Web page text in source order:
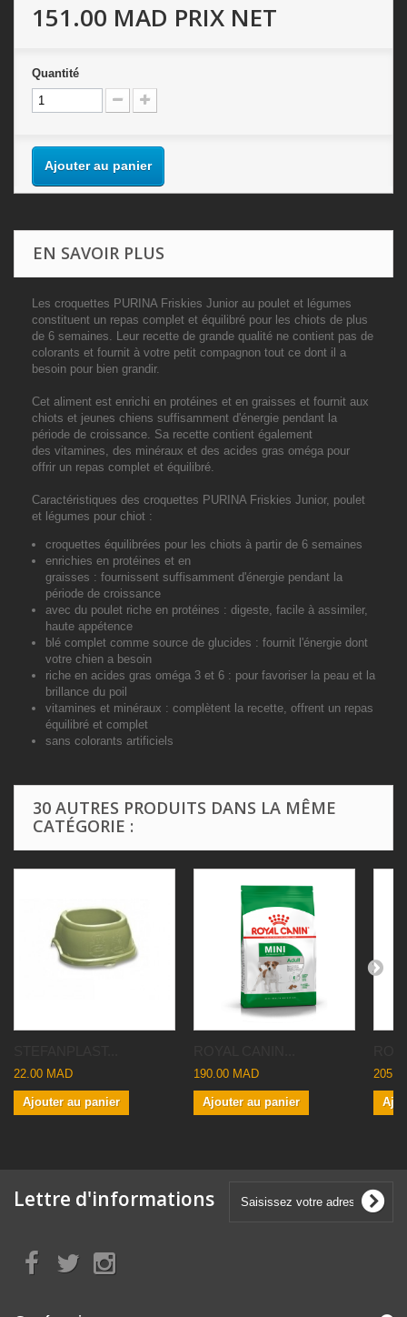
151.00 MAD PRIX NET
Quantité
Ajouter au panier
EN SAVOIR PLUS
Les croquettes PURINA Friskies Junior au poulet et légumes
constituent un repas complet et équilibré pour les chiots de plus
de 6 semaines. Leur recette de grande qualité ne contient pas de
colorants et fournit à votre petit compagnon tout ce dont il a
besoin pour bien grandir.
Cet aliment est enrichi en protéines et en graisses et fournit aux
chiots et jeunes chiens suffisamment d'énergie pendant la
période de croissance. Sa recette contient également
des vitamines, des minéraux et des acides gras oméga pour
offrir un repas complet et équilibré.
Caractéristiques des croquettes PURINA Friskies Junior, poulet
et légumes pour chiot :
croquettes équilibrées pour les chiots à partir de 6 semaines
enrichies en protéines et en
graisses : fournissent suffisamment d'énergie pendant la
période de croissance
avec du poulet riche en protéines : digeste, facile à assimiler,
haute appétence
blé complet comme source de glucides : fournit l'énergie dont
votre chien a besoin
riche en acides gras oméga 3 et 6 : pour favoriser la peau et la
brillance du poil
vitamines et minéraux : complètent la recette, offrent un repas
équilibré et complet
sans colorants artificiels
30 AUTRES PRODUITS DANS LA MÊME
CATÉGORIE :
22.00 MAD
Ajouter au panier
190.00 MAD
Ajouter au panier
Lettre d'informations